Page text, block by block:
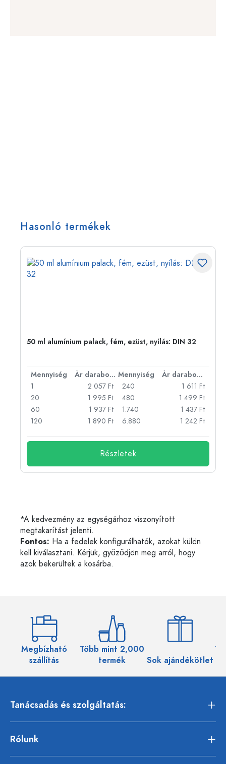
Hasonló termékek
50 ml alumínium palack, fém, ezüst, nyílás: DIN 32
Mennyiség Ár darabonként Mennyiség
Ár darabonként
1
2 057 Ft
20
1 995 Ft
60
1 937 Ft
120
1 890 Ft
240
1 611 Ft
480
1 499 Ft
1.740
1 437 Ft
6.880
1 242 Ft
Részletek
*A kedvezmény az egységárhoz viszonyított
megtakarítást jelenti.
Fontos: Ha a fedelek konfigurálhatók, azokat külön
kell kiválasztani. Kérjük, győződjön meg arról, hogy
azok bekerültek a kosárba.
Megbízható
szállítás
Több mint 2,000
termék
Sok ajándékötlet
Tanácsadás és szolgáltatás:
Rólunk